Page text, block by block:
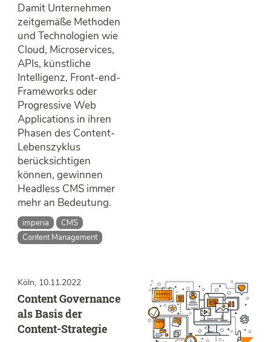
Damit Unternehmen
zeitgemäße Methoden
und Technologien wie
Cloud, Microservices,
APIs, künstliche
Intelligenz, Front-end-
Frameworks oder
Progressive Web
Applications in ihren
Phasen des Content-
Lebenszyklus
berücksichtigen
können, gewinnen
Headless CMS immer
mehr an Bedeutung.
imperia
CMS
Content Management
Köln, 10.11.2022
Content Governance
als Basis der
Content-Strategie